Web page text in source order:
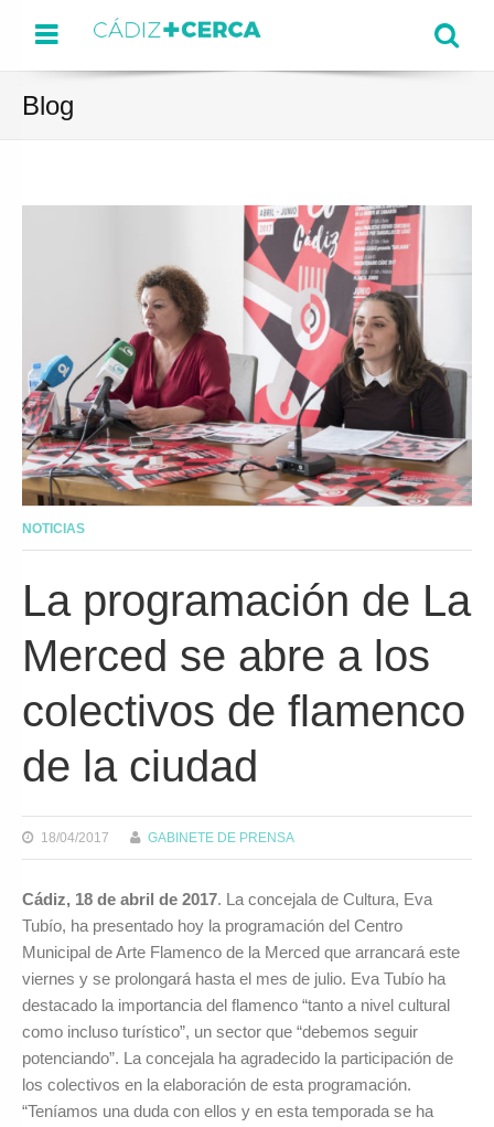
Menu
Blog
NOTICIAS
La programación de La
Merced se abre a los
colectivos de flamenco
de la ciudad
18/04/2017 GABINETE DE PRENSA
Cádiz, 18 de abril de 2017. La concejala de Cultura, Eva
Tubío, ha presentado hoy la programación del Centro
Municipal de Arte Flamenco de la Merced que arrancará este
viernes y se prolongará hasta el mes de julio. Eva Tubío ha
destacado la importancia del flamenco “tanto a nivel cultural
como incluso turístico”, un sector que “debemos seguir
potenciando”. La concejala ha agradecido la participación de
los colectivos en la elaboración de esta programación.
“Teníamos una duda con ellos y en esta temporada se ha